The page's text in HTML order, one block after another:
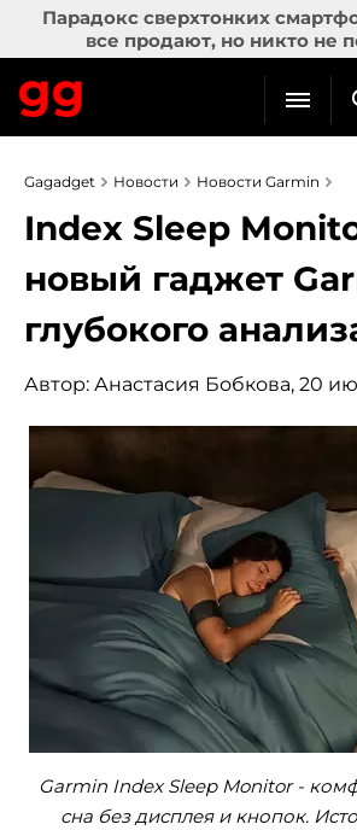
Парадокс сверхтонких
все продают, но никто не
Gagadget Новости Новости Garmin
Index Sleep
новый гаджет
глубокого
Автор: Анастасия Бобкова, 20
Garmin Index Sleep Monitor -
сна без дисплея и кнопок.